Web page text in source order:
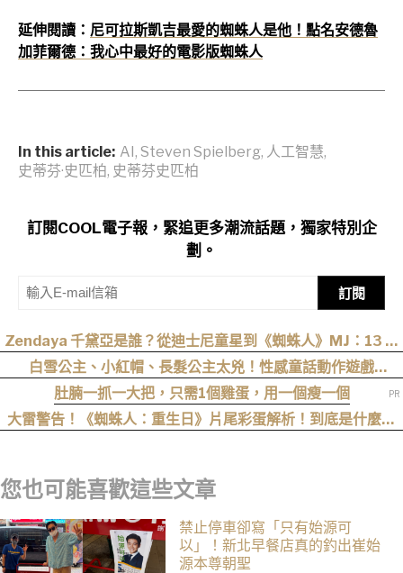
延伸閱讀： 尼可拉斯凱吉最愛的蜘蛛人是他！點名安德魯
加菲爾德：我心中最好的電影版蜘蛛人
In this article: AI, Steven Spielberg, 人工智慧,
史蒂芬·史匹柏, 史蒂芬史匹柏
訂閱COOL電子報，緊追更多潮流話題，獨家特別企
劃。
訂閱
Zendaya 千黛亞是誰？從迪士尼童星到《蜘蛛人》MJ：13 歲
出道後幾乎沒有完整休假
白雪公主、小紅帽、長髮公主太兇！性感童話動作遊戲
《Swords & Slippers》Steam 頁面公開
肚腩一抓一大把，只需1個雞蛋，用一個瘦一個
大雷警告！《蜘蛛人：重生日》片尾彩蛋解析！到底是什麼意
您也可能喜歡這些文章
禁止停車卻寫「只有始源可
以」！新北早餐店真的釣出崔始
源本尊朝聖